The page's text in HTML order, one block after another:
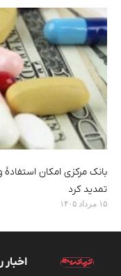
بانک مرکزی امکان استفادۀ
تمدید کرد
۱۵ مرداد ۱۴۰۵
اخبار